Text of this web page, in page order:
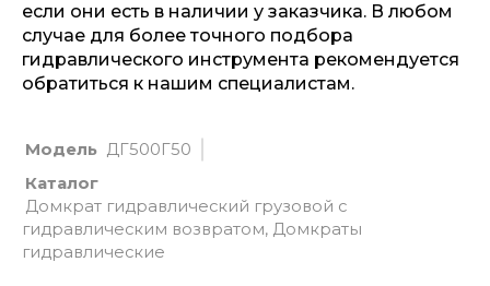
если они есть в наличии у заказчика. В любом
случае для более точного подбора
гидравлического инструмента рекомендуется
обратиться к нашим специалистам.
Модель ДГ500Г50
Каталог
Домкрат гидравлический грузовой с
гидравлическим возвратом, Домкраты
гидравлические